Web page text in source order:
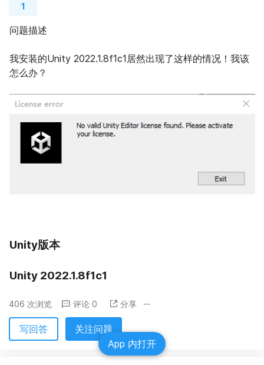
1
问题描述
我安装的Unity 2022.1.8f1c1居然出现了这样的情况！我该
怎么办？
Unity版本
Unity 2022.1.8f1c1
406 次浏览 评论 0 分享
写回答
关注问题
App 内打开